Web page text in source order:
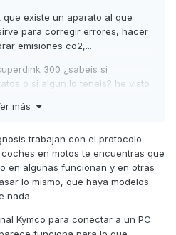
existe un aparato al que
para corregir errores, hacer
emisiones co2,...
300 ¿sabeis si
o si algun lo teneis? he visto
más
trabajan con el protocolo
en motos te encuentras que
en algunas funcionan y en otras
lo mismo, que haya modelos
nada.
Kymco para conectar a un PC